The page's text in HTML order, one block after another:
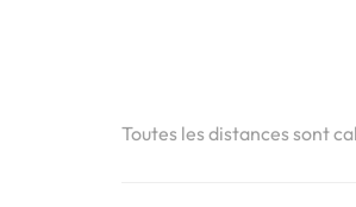
Toutes les distances sont